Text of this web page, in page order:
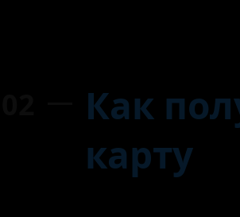
Как
карту